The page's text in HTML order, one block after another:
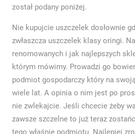
został podany poniżej.
Nie kupujcie uszczelek dosłownie
zwłaszcza uszczelek klasy oringi.
renomowanych i jak najlepszych
którym mówimy. Prowadzi go
podmiot gospodarczy który na
wiele lat. A opinia o nim jest po
nie zwlekajcie. Jeśli chcecie żeby
zawsze szczelne to już teraz
tego właśnie podmiotu. Najlepiej